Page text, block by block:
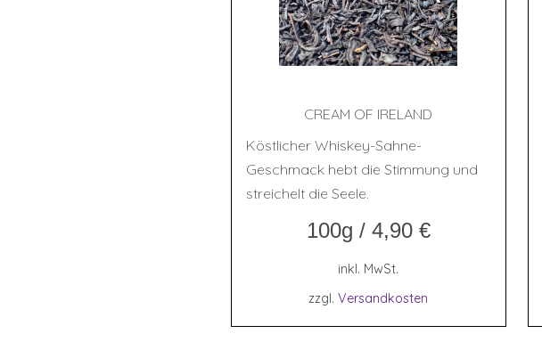
CREAM OF IRELAND
Köstlicher Whiskey-Sahne-
Geschmack hebt die Stimmung und
streichelt die Seele.
100g / 4,90 €
inkl. MwSt.
zzgl.Versandkosten